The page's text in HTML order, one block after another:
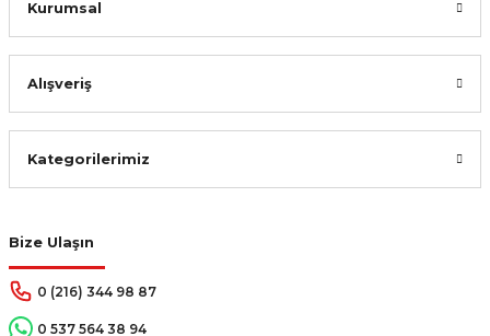
Bize Ulaşın
0 (216) 344 98 87
0 537 564 38 94
Kurumsal
Alışveriş
Kategorilerimiz